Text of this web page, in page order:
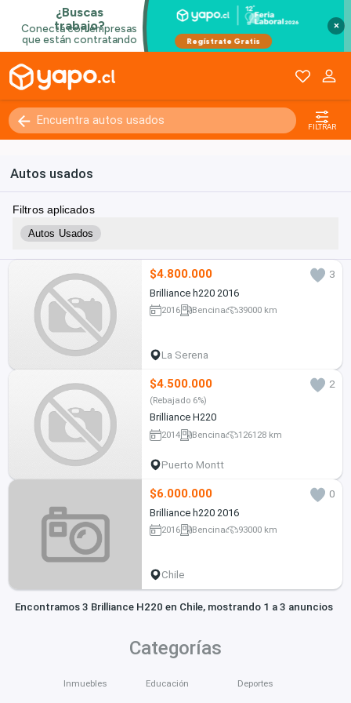
×
FILTRAR
Autos usados
Filtros aplicados
Autos Usados
$4.800.000
3
Brilliance h220 2016
2016 Bencina 39000 km
La Serena
$4.500.000 2
(Rebajado 6%)
Brilliance H220
2014 Bencina 126128 km
Puerto Montt
$6.000.000
0
Brilliance h220 2016
2016 Bencina 93000 km
Chile
Encontramos 3 Brilliance H220 en Chile, mostrando 1 a 3 anuncios
Categorías
Inmuebles Educación Deportes